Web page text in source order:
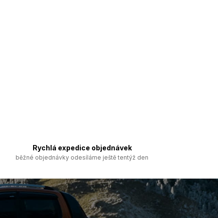
Rychlá expedice objednávek
běžné objednávky odesíláme ještě tentýž den